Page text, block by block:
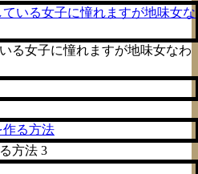
る女子に憧れますが地味女なわ
方法 3